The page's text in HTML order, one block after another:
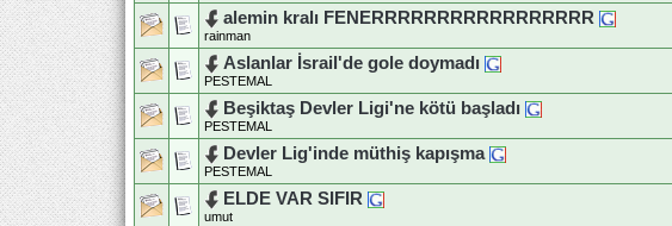
alemin kralı FENERRRRRRRRRRRRRRRRR
rainman
Aslanlar İsrail'de gole doymadı
PESTEMAL
Beşiktaş Devler Ligi'ne kötü başladı
PESTEMAL
Devler Lig'inde müthiş kapışma
PESTEMAL
ELDE VAR SIFIR
umut